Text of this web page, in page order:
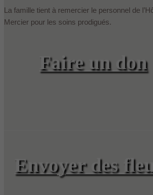
La famille tient à remercier le personnel de
Mercier pour les soins prodigués.
Faire un don
Envoyer des